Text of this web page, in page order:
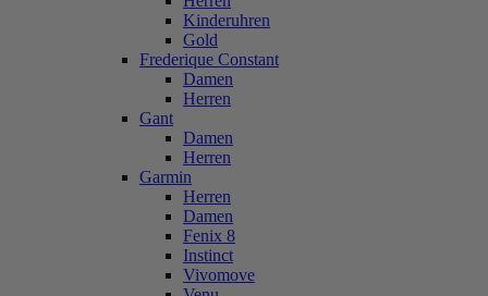
Kinderuhren
Gold
Frederique Constant
Damen
Herren
Gant
Damen
Herren
Garmin
Herren
Damen
Fenix 8
Instinct
Vivomove